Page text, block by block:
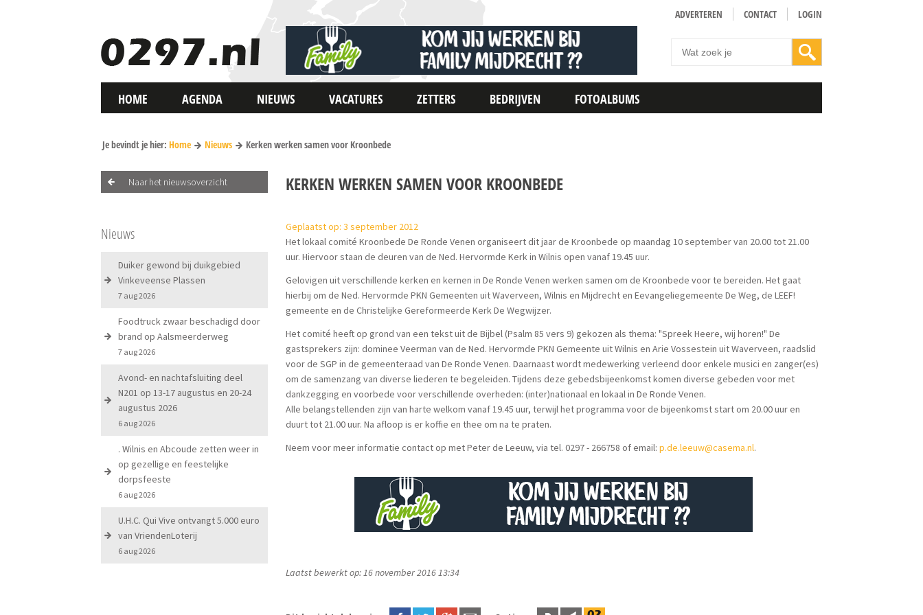
ADVERTEREN CONTACT LOGIN
HOME AGENDA NIEUWS VACATURES ZETTERS BEDRIJVEN FOTOALBUMS
Je bevindt je hier: Home Nieuws Kerken werken samen voor Kroonbede
Naar het nieuwsoverzicht
Nieuws
Duiker gewond bij duikgebied
Vinkeveense Plassen
7 aug 2026
Foodtruck zwaar beschadigd door
brand op Aalsmeerderweg
7 aug 2026
Avond- en nachtafsluiting deel
N201 op 13-17 augustus en 20-24
augustus 2026
6 aug 2026
. Wilnis en Abcoude zetten weer in
op gezellige en feestelijke
dorpsfeeste
6 aug 2026
U.H.C. Qui Vive ontvangt 5.000 euro
van VriendenLoterij
6 aug 2026
KERKEN WERKEN SAMEN VOOR KROONBEDE
Geplaatst op: 3 september 2012
Het lokaal comité Kroonbede De Ronde Venen organiseert dit jaar de Kroonbede op maandag 10 september van 20.00 tot 21.00
uur. Hiervoor staan de deuren van de Ned. Hervormde Kerk in Wilnis open vanaf 19.45 uur.
Gelovigen uit verschillende kerken en kernen in De Ronde Venen werken samen om de Kroonbede voor te bereiden. Het gaat
hierbij om de Ned. Hervormde PKN Gemeenten uit Waverveen, Wilnis en Mijdrecht en Eevangeliegemeente De Weg, de LEEF!
gemeente en de Christelijke Gereformeerde Kerk De Wegwijzer.
Het comité heeft op grond van een tekst uit de Bijbel (Psalm 85 vers 9) gekozen als thema: "Spreek Heere, wij horen!" De
gastsprekers zijn: dominee Veerman van de Ned. Hervormde PKN Gemeente uit Wilnis en Arie Vossestein uit Waverveen, raadslid
voor de SGP in de gemeenteraad van De Ronde Venen. Daarnaast wordt medewerking verleend door enkele musici en zanger(es)
om de samenzang van diverse liederen te begeleiden. Tijdens deze gebedsbijeenkomst komen diverse gebeden voor met
dankzegging en voorbede voor verschillende overheden: (inter)nationaal en lokaal in De Ronde Venen.
Alle belangstellenden zijn van harte welkom vanaf 19.45 uur, terwijl het programma voor de bijeenkomst start om 20.00 uur en
duurt tot 21.00 uur. Na afloop is er koffie en thee om na te praten.
Neem voor meer informatie contact op met Peter de Leeuw, via tel. 0297 - 266758 of email:p.de.leeuw@casema.nl.
Laatst bewerkt op: 16 november 2016 13:34